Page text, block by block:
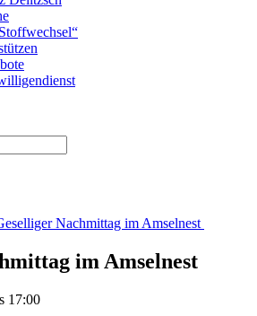
Nachmittag im Amselnest
im Amselnest
17:00